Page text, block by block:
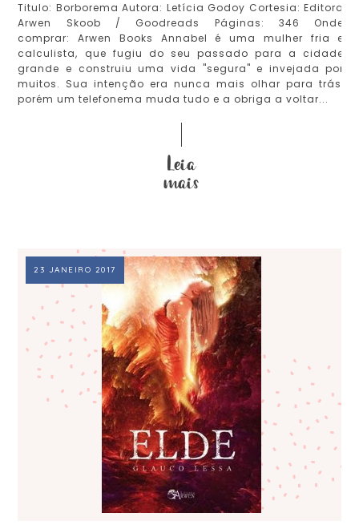
Titulo: Borborema Autora: Letícia Godoy Cortesia: Editora
Arwen Skoob / Goodreads Páginas: 346 Onde
comprar: Arwen Books Annabel é uma mulher fria e
calculista, que fugiu do seu passado para a cidade
grande e construiu uma vida "segura" e invejada por
muitos. Sua intenção era nunca mais olhar para trás,
porém um telefonema muda tudo e a obriga a voltar...
23 JANEIRO 2017